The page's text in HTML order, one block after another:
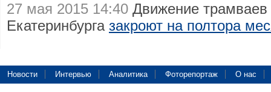
27 мая 2015 14:40 Движение
Екатеринбурга закроют на полтора
Новости Интервью Аналитика Фоторепортаж О нас